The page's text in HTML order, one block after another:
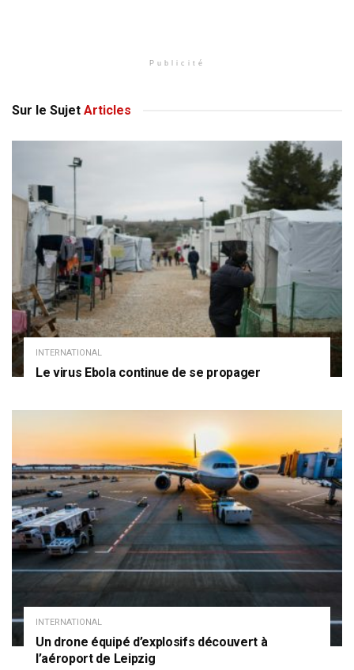
Publicité
Sur le Sujet Articles
INTERNATIONAL
Le virus Ebola continue de se propager
INTERNATIONAL
Un drone équipé d’explosifs découvert à
l’aéroport de Leipzig